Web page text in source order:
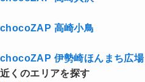
chocoZAP 高崎小鳥
chocoZAP 伊勢崎ほんまち広場
近くのエリアを探す